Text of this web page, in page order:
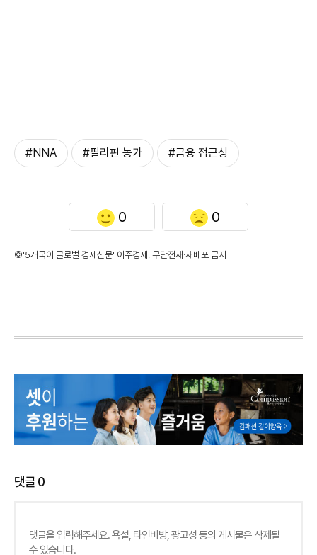
#NNA #필리핀 농가 #금융 접근성
0 0
©'5개국어 글로벌 경제신문' 아주경제. 무단전재·재배포 금지
댓글0